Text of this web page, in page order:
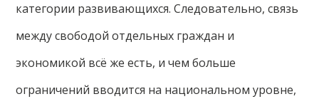
категории развивающихся. Следовательно, связь
между свободой отдельных граждан и
экономикой всё же есть, и чем больше
ограничений вводится на национальном уровне,